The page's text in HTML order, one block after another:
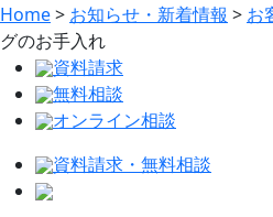
Home> お知らせ・新着情報 > お
グのお手入れ
資料請求
無料相談
オンライン相談
資料請求・無料相談